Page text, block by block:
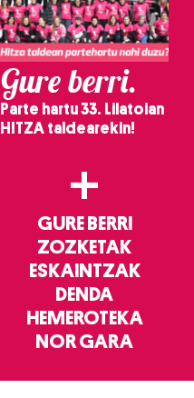
Gure berri.
Parte hartu 33. Lilatoian
HITZA taldearekin!
+
GURE BERRI
ZOZKETAK
ESKAINTZAK
DENDA
HEMEROTEKA
NOR GARA